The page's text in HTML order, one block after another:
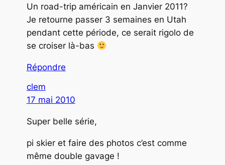
Un road-trip américain en Janvier 2011?
Je retourne passer 3 semaines en Utah
pendant cette période, ce serait rigolo de
se croiser là-bas
Répondre
clem
17 mai 2010
Super belle série,
pi skier et faire des photos c’est comme
même double gavage !